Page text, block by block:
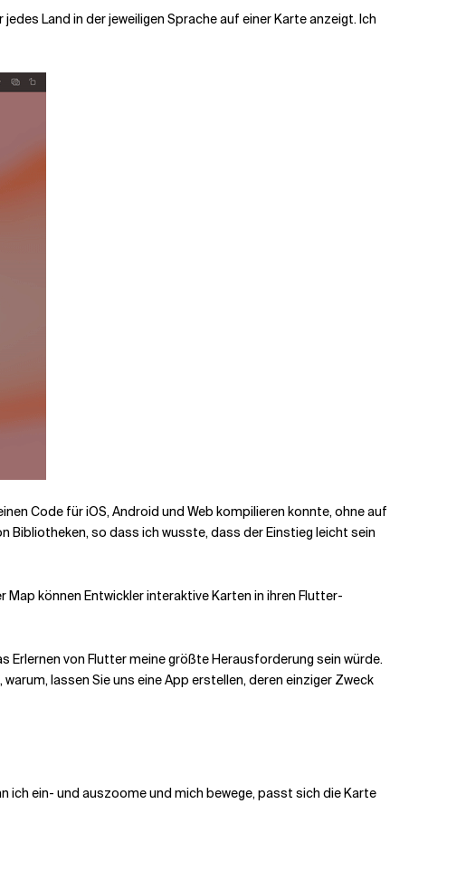
Land in der jeweiligen Sprache auf einer Karte anzeigt. Ich
Code für iOS, Android und Web kompilieren konnte, ohne auf
Bibliotheken, so dass ich wusste, dass der Einstieg leicht sein
können Entwickler interaktive Karten in ihren Flutter-
Erlernen von Flutter meine größte Herausforderung sein würde.
lassen Sie uns eine App erstellen, deren einziger Zweck
ich ein- und auszoome und mich bewege, passt sich die Karte